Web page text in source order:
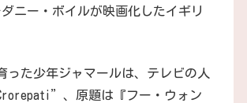
ニー・ボイルが映画化したイギリ
た少年ジャマールは、テレビの人
、原題は『フー・ウォン